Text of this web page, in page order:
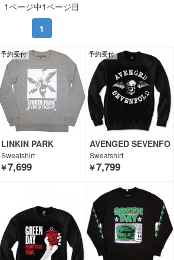
1ページ中1ページ目
1
予約受付
LINKIN PARK
Sweatshirt
￥7,699
予約受付
AVENGED SEVENFO
LD
Sweatshirt
￥7,799